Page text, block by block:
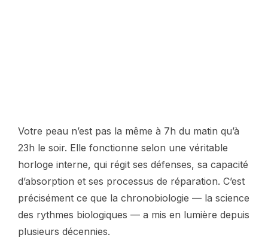
Votre peau n’est pas la même à 7h du matin qu’à
23h le soir. Elle fonctionne selon une véritable
horloge interne, qui régit ses défenses, sa capacité
d’absorption et ses processus de réparation. C’est
précisément ce que la chronobiologie — la science
des rythmes biologiques — a mis en lumière depuis
plusieurs décennies.